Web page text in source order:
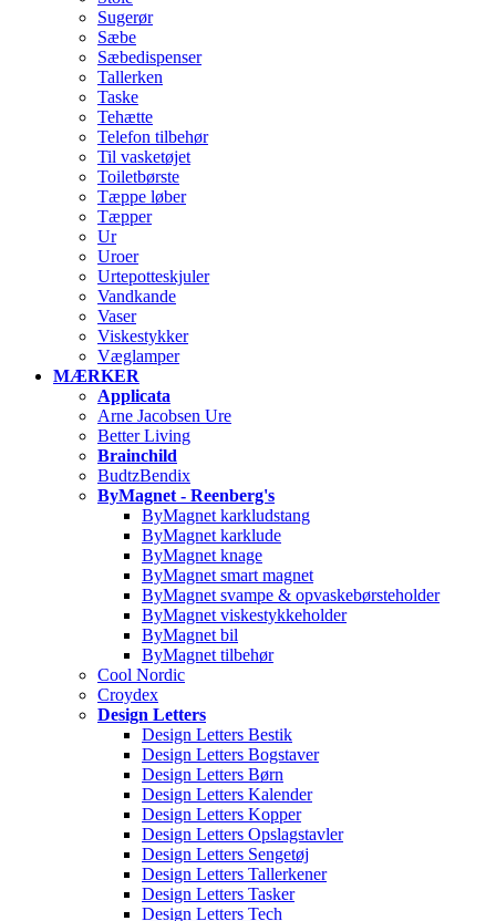
Sugerør
Sæbe
Sæbedispenser
Tallerken
Taske
Tehætte
Telefon tilbehør
Til vasketøjet
Toiletbørste
Tæppe løber
Tæpper
Ur
Uroer
Urtepotteskjuler
Vandkande
Vaser
Viskestykker
Væglamper
MÆRKER
Applicata
Arne Jacobsen Ure
Better Living
Brainchild
BudtzBendix
ByMagnet - Reenberg's
ByMagnet karkludstang
ByMagnet karklude
ByMagnet knage
ByMagnet smart magnet
ByMagnet svampe & opvaskebørsteholder
ByMagnet viskestykkeholder
ByMagnet bil
ByMagnet tilbehør
Cool Nordic
Croydex
Design Letters
Design Letters Bestik
Design Letters Bogstaver
Design Letters Børn
Design Letters Kalender
Design Letters Kopper
Design Letters Opslagstavler
Design Letters Sengetøj
Design Letters Tallerkener
Design Letters Tasker
Design Letters Tech